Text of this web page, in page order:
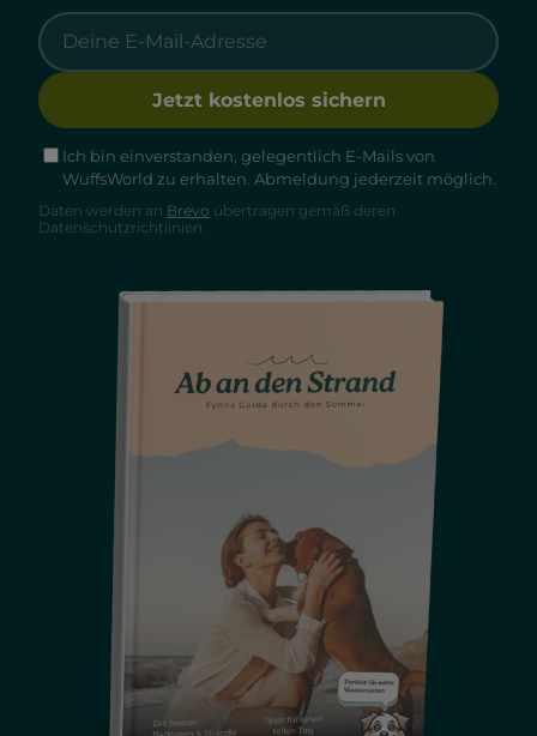
Jetzt kostenlos sichern
Ich bin einverstanden, gelegentlich E-Mails von
WuffsWorld zu erhalten. Abmeldung jederzeit möglich.
Daten werden an Brevo übertragen gemäß deren
Datenschutzrichtlinien.